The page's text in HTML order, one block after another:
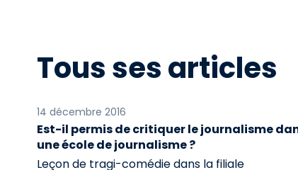
Tous ses articles
14 décembre 2016
Est-il permis de critiquer le journalisme
une école de journalisme ?
Leçon de tragi-comédie dans la filiale